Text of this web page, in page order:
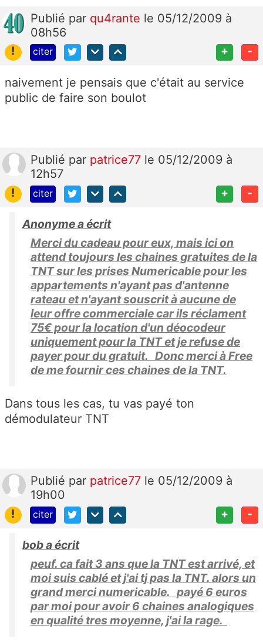
Publié par qu4rante le 05/12/2009 à
08h56
!
citer + -
naivement je pensais que c'était au service
public de faire son boulot
Publié par patrice77 le 05/12/2009 à
12h57
!
citer + -
Anonyme a écrit
Merci du cadeau pour eux, mais ici on
attend toujours les chaines gratuites de la
TNT sur les prises Numericable pour les
appartements n'ayant pas d'antenne
rateau et n'ayant souscrit à aucune de
leur offre commerciale car ils réclament
75€ pour la location d'un déocodeur
uniquement pour la TNT et je refuse de
payer pour du gratuit. Donc merci à Free
de me fournir ces chaines de la TNT.
Dans tous les cas, tu vas payé ton
démodulateur TNT
Publié par patrice77 le 05/12/2009 à
19h00
!
citer + -
bob a écrit
peuf. ca fait 3 ans que la TNT est arrivé, et
moi suis cablé et j'ai tj pas la TNT. alors un
grand merci numericable. payé 6 euros
par moi pour avoir 6 chaines analogiques
en qualité tres moyenne, j'ai la rage.